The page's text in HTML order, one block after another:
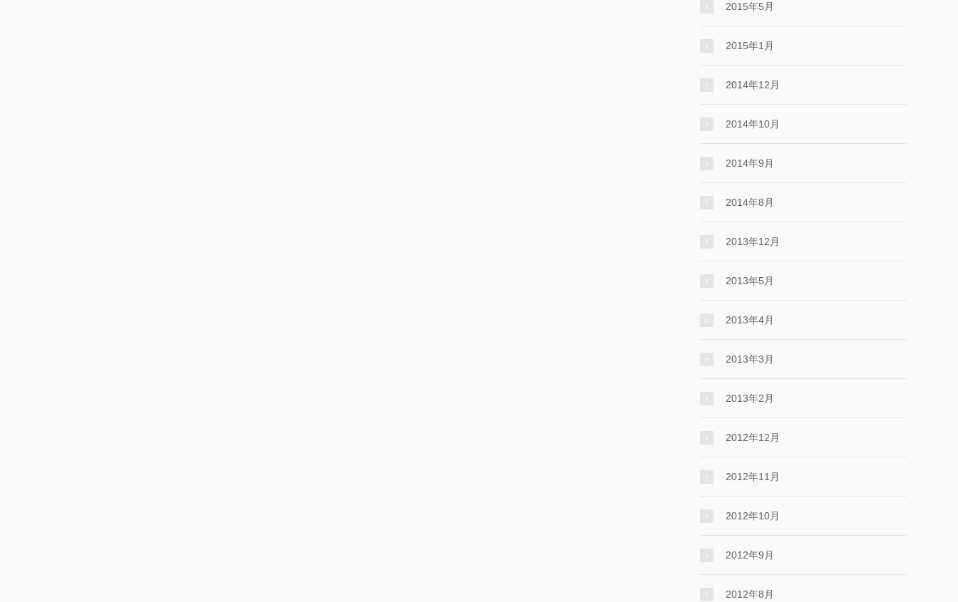
2015年5月
2015年1月
2014年12月
2014年10月
2014年9月
2014年8月
2013年12月
2013年5月
2013年4月
2013年3月
2013年2月
2012年12月
2012年11月
2012年10月
2012年9月
2012年8月